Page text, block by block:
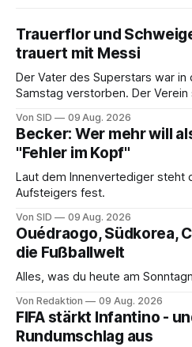
Trauerflor und
trauert mit Messi
Der Vater des Superstars war
Samstag verstorben. Der
Von SID 09 Aug. 2026
Becker: Wer mehr will
"Fehler im Kopf"
Laut dem Innenvertediger steht
Aufsteigers fest.
Von SID 09 Aug. 2026
Ouédraogo, Südkorea,
die Fußballwelt
Alles, was du heute am
Von Redaktion 09 Aug. 2026
FIFA stärkt Infantino -
Rundumschlag aus